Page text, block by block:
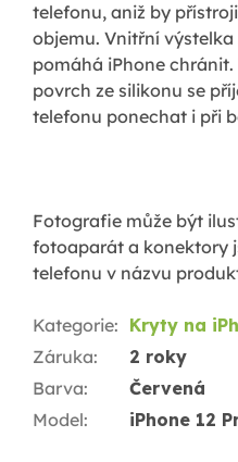
telefonu, aniž by
objemu. Vnitřní
pomáhá iPhone
povrch ze silikonu se
telefonu ponechat i při
Fotografie může být
fotoaparát a konektory
telefonu v názvu
Kategorie: Kryty na
Záruka:
2 roky
Barva:
Červená
Model: iPhone 12